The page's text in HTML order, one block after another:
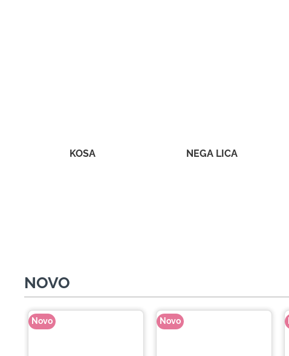
KOSA NEGA LICA
NOVO
Novo Novo